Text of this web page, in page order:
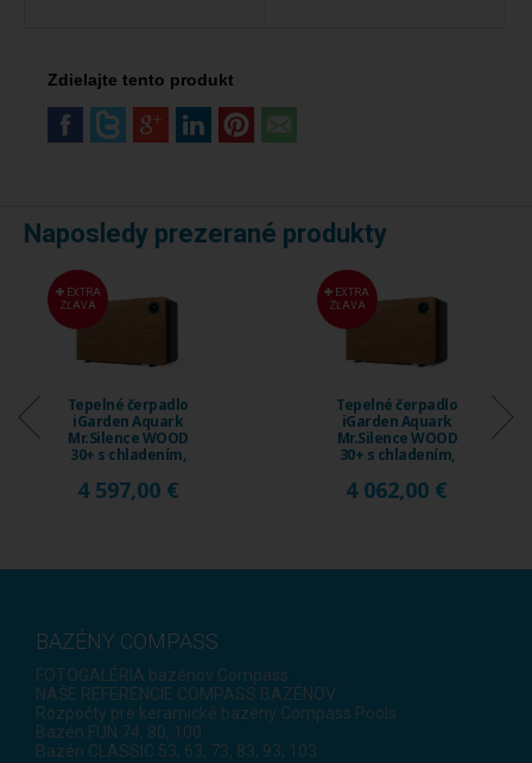
Zdielajte tento produkt
Naposledy prezerané produkty
EXTRA
ZĽAVA
Tepelné čerpadlo
iGarden Aquark
Mr.Silence WOOD
30+ s chladením,
4 597,00 €
EXTRA
ZĽAVA
Tepelné čerpadlo
iGarden Aquark
Mr.Silence WOOD
30+ s chladením,
4 062,00 €
BAZÉNY COMPASS
FOTOGALÉRIA bazénov Compass
NAŠE REFERENCIE COMPASS BAZÉNOV
Rozpočty pre keramické bazény Compass Pools
Bazén FUN 74, 80, 100
Bazén CLASSIC 53, 63, 73, 83, 93, 103